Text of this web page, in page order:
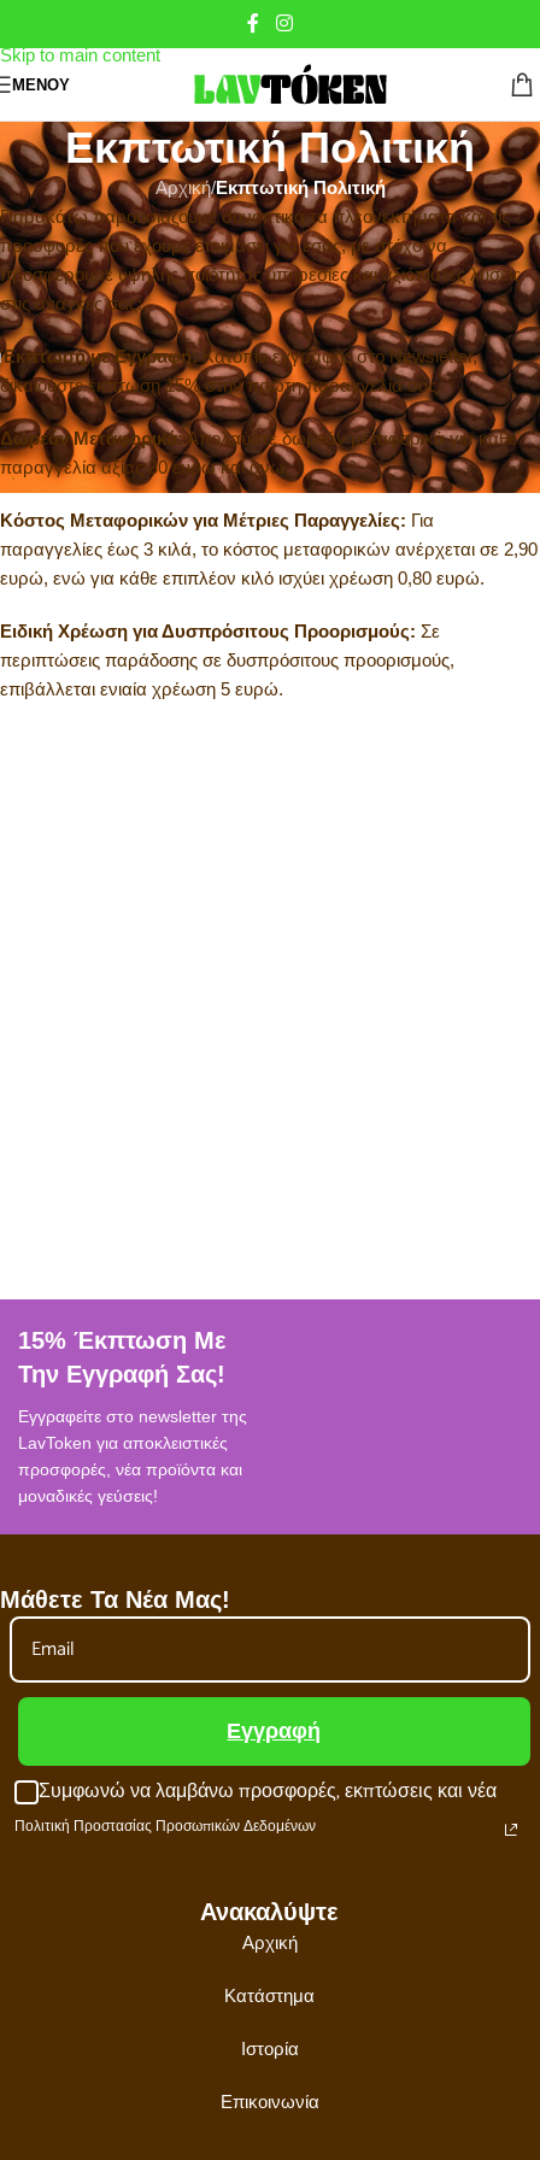
Skip to main content
ΜΕΝΟΎ
Εκπτωτική Πολιτική
Αρχική/Εκπτωτική Πολιτική
Παρακάτω παρουσιάζουμε συνοπτικά τα πλεονεκτήματα και τις
προσφορές που έχουμε ετοιμάσει για εσάς, με στόχο να
προσφέρουμε υψηλής ποιότητας υπηρεσίες και αξιόπιστες λύσεις
στις ανάγκες σας:
Έκπτωση με Εγγραφή:Κατόπιν εγγραφής στο Newsletter,
δικαιούστε έκπτωση 15% στην πρώτη παραγγελία σας.
Δωρεάν Μεταφορικά:Απολαύστε δωρεάν μεταφορικά για κάθε
παραγγελία αξίας 30 ευρώ και άνω.
Κόστος Μεταφορικών για Μέτριες Παραγγελίες: Για
παραγγελίες έως 3 κιλά, το κόστος μεταφορικών ανέρχεται σε 2,90
ευρώ, ενώ για κάθε επιπλέον κιλό ισχύει χρέωση 0,80 ευρώ.
Ειδική Χρέωση για Δυσπρόσιτους Προορισμούς: Σε
περιπτώσεις παράδοσης σε δυσπρόσιτους προορισμούς,
επιβάλλεται ενιαία χρέωση 5 ευρώ.
15% Έκπτωση Με
Την Εγγραφή Σας!
Εγγραφείτε στο newsletter της
LavToken για αποκλειστικές
προσφορές, νέα προϊόντα και
μοναδικές γεύσεις!
Μάθετε Τα Νέα Μας!
Εγγραφή
Συμφωνώ να λαμβάνω προσφορές, εκπτώσεις και νέα
Πολιτική Προστασίας Προσωπικών Δεδομένων
Ανακαλύψτε
Αρχική
Κατάστημα
Ιστορία
Επικοινωνία